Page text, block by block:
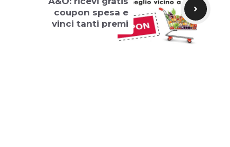
coupon spesa e
vinci tanti premi